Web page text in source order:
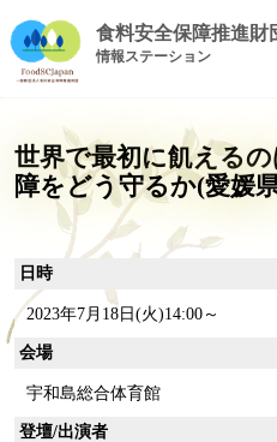
食料安全保障推進財
情報ステーション
世界で最初に飢える
障をどう守るか(愛媛
日時
2023年7月18日(火)14:00～
会場
宇和島総合体育館
登壇/出演者